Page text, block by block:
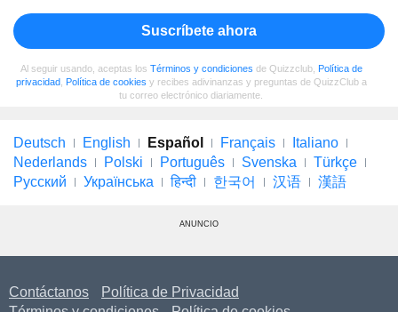
Suscríbete ahora
Al seguir usando, aceptas los Términos y condiciones de Quizzclub, Política de
privacidad, Política de cookies y recibes adivinanzas y preguntas de QuizzClub a
tu correo electrónico diariamente.
Deutsch English Español Français
Italiano
Nederlands
Polski Português Svenska
Türkçe
Русский
Українська हिन्दी 한국어 汉语 漢語
ANUNCIO
Contáctanos
Política de Privacidad